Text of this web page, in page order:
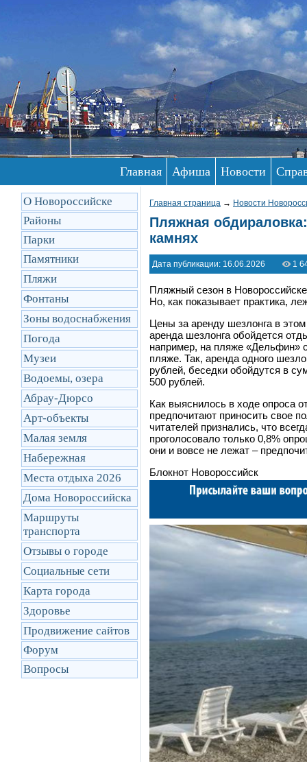
Главная Афиша Новости
О Новороссийске
Районы
Парки
Памятники
Пляжи
Фонтаны
Зоны водоснабжения
Погода
Музеи
Водоемы, озера
Абрау-Дюрсо
Арт-объекты
Малая земля
Набережная
Места отдыха 2026
Дома Новороссийска
Маршруты
транcпорта
Отзывы о городе
Социальные сети
Карта города
Здоровье
Продвижение сайтов
Форум
Вопросы
Главная страница → Новости
Пляжная
камнях
Дата публикации: 16.06.2026 1
Пляжный сезон в
Но, как показывает практика,
Цены за аренду шезлонга в
аренда шезлонга обойдется
например, на пляже «Дельфин»
пляже. Так, аренда одного
рублей, беседки обойдутся в
500 рублей.
Как выяснилось в ходе опроса
предпочитают приносить свое
читателей признались, что
проголосовало только 0,8%
они и вовсе не лежат –
Блокнот Новороссийск